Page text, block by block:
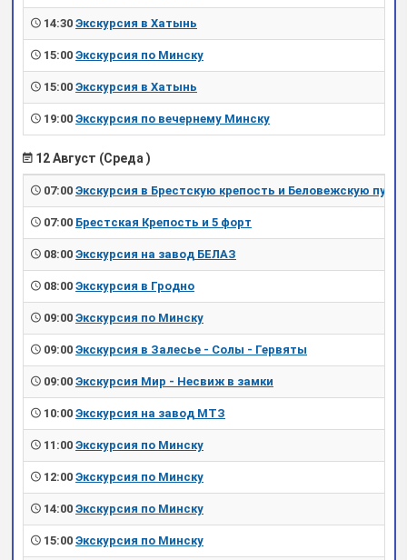
14:30 Экскурсия в Хатынь
15:00 Экскурсия по Минску
15:00 Экскурсия в Хатынь
19:00 Экскурсия по вечернему Минску
12 Август (Среда )
07:00 Экскурсия в Брестскую крепость и Беловежскую пущу
07:00 Брестская Крепость и 5 форт
08:00 Экскурсия на завод БЕЛАЗ
08:00 Экскурсия в Гродно
09:00 Экскурсия по Минску
09:00 Экскурсия в Залесье - Солы - Гервяты
09:00 Экскурсия Мир - Несвиж в замки
10:00 Экскурсия на завод МТЗ
11:00 Экскурсия по Минску
12:00 Экскурсия по Минску
14:00 Экскурсия по Минску
15:00 Экскурсия по Минску